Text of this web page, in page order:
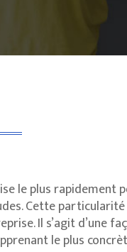
le plus rapidement
Cette
Il s’agit d’une
le plus